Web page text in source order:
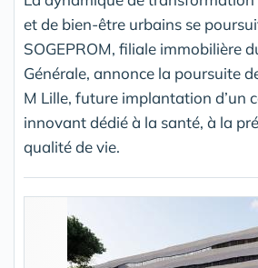
et de bien-être urbains se
SOGEPROM, filiale immobilière
Générale, annonce la poursuite
M Lille, future implantation d’un
innovant dédié à la santé, à la
qualité de vie.